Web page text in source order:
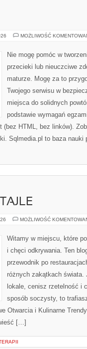
MOŻLIWOŚĆ
Nie mogę pomóc w
przecieki lub nieuczciwe
maturze. Mogę za to
Twojego serwisu w
miejsca do solidnych
podstawie wymagań
HTML, bez linków).
Sqlmedia.pl to baza nauki
MOŻLIWOŚĆ
Witamy w miejscu, które
i chęci odkrywania. Ten
przewodnik po
różnych zakątkach
lokale, cenisz rzetelność i
sposób soczysty, to
Otwarcia i Kulinarne
[…]